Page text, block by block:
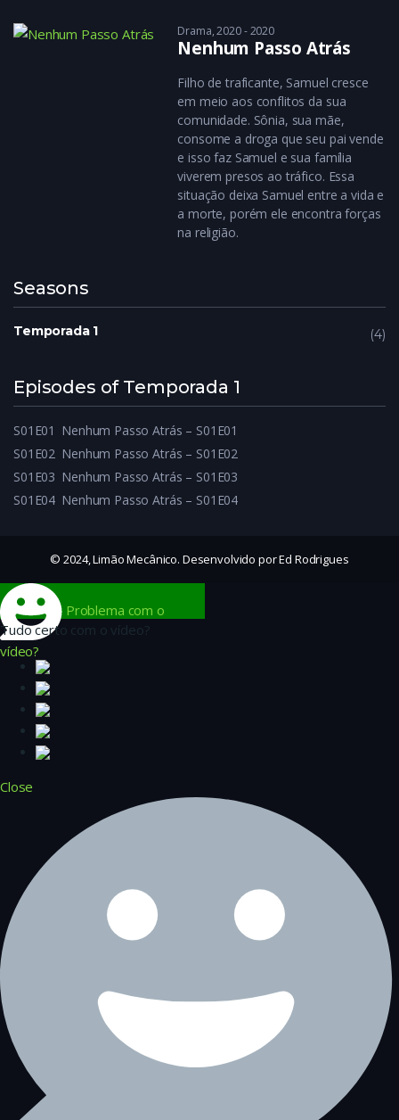
Drama 2020 - 2020
Nenhum Passo Atrás
Filho de traficante, Samuel cresce
em meio aos conflitos da sua
comunidade. Sônia, sua mãe,
consome a droga que seu pai vende
e isso faz Samuel e sua família
viverem presos ao tráfico. Essa
situação deixa Samuel entre a vida e
a morte, porém ele encontra forças
na religião.
Seasons
Temporada 1 4
Episodes of Temporada 1
S01E01 Nenhum Passo Atrás – S01E01
S01E02 Nenhum Passo Atrás – S01E02
S01E03 Nenhum Passo Atrás – S01E03
S01E04 Nenhum Passo Atrás – S01E04
© 2024, Limão Mecânico. Desenvolvido por Ed Rodrigues
Problema com o
vídeo?
Tudo certo com o vídeo?
Close